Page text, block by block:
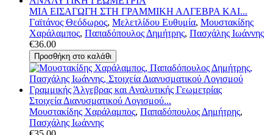
ΜΙΑ ΕΙΣΑΓΩΓΗ ΣΤΗ ΓΡΑΜΜΙΚΗ ΑΛΓΕΒΡΑ ΚΑΙ...
Γαϊτάνος Θεόδωρος, Μελετλίδου Ευθυμία, Μουστακίδης
Χαράλαμπος, Παπαδόπουλος Δημήτρης, Πασχάλης Ιωάννης
€36.00
Στοιχεία Διανυσματικού Λογισμού...
Μουστακίδης Χαράλαμπος, Παπαδόπουλος Δημήτρης,
Πασχάλης Ιωάννης